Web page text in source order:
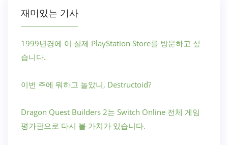
재미있는 기사
1999년경에 이 실제 PlayStation Store를 방문하고 싶
습니다.
이번 주에 뭐하고 놀았니, Destructoid?
Dragon Quest Builders 2는 Switch Online 전체 게임
평가판으로 다시 볼 가치가 있습니다.